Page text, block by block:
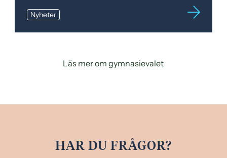
Nyheter
Läs mer om gymnasievalet
HAR DU FRÅGOR?